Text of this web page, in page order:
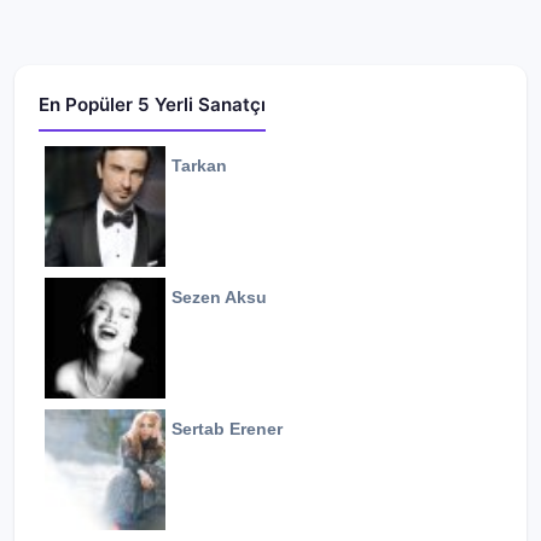
kayıtlarında ve canlı performanslarında keman
çalmışlığı vardır.
Barry Burns bir keresinde Chillville ile yaptığı bir
röportajda kendisinin ve diğer üyelerin post-rock
sınıflandırmasından hoşlanmadıklarını belirtmiştir.
Diskografi
Stüdyo Albümleri
* Mogwai Young Team (1997)
* Come On Die Young (1999)
En Popüler 5 Yerli Sanatçı
Tarkan
Sezen Aksu
Sertab Erener